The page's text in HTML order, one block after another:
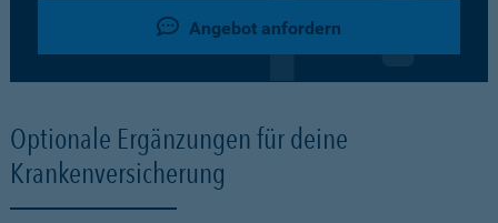
Angebot anfordern
Optionale Ergänzungen für deine
Krankenversicherung